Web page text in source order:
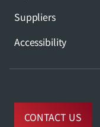
Suppliers
Accessibility
CONTACT US